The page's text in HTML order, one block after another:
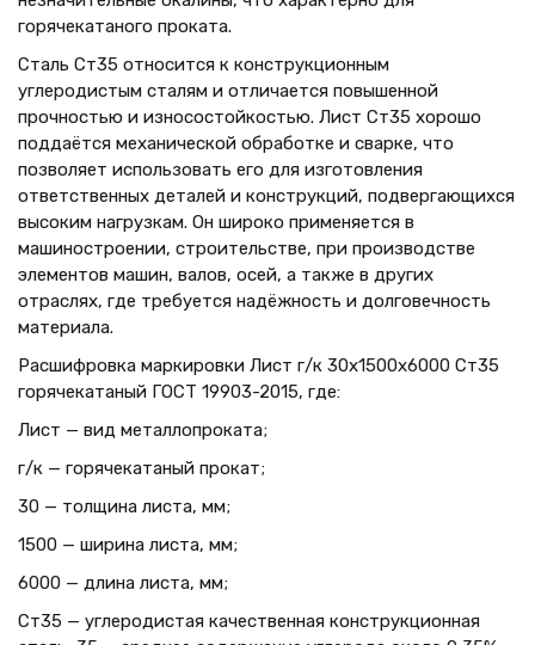
горячекатаного проката.
Сталь Ст35 относится к конструкционным
углеродистым сталям и отличается повышенной
прочностью и износостойкостью. Лист Ст35 хорошо
поддаётся механической обработке и сварке, что
позволяет использовать его для изготовления
ответственных деталей и конструкций, подвергающихся
высоким нагрузкам. Он широко применяется в
машиностроении, строительстве, при производстве
элементов машин, валов, осей, а также в других
отраслях, где требуется надёжность и долговечность
материала.
Расшифровка маркировки Лист г/к 30х1500x6000 Ст35
горячекатаный ГОСТ 19903-2015, где:
Лист — вид металлопроката;
г/к — горячекатаный прокат;
30 — толщина листа, мм;
1500 — ширина листа, мм;
6000 — длина листа, мм;
Ст35 — углеродистая качественная конструкционная